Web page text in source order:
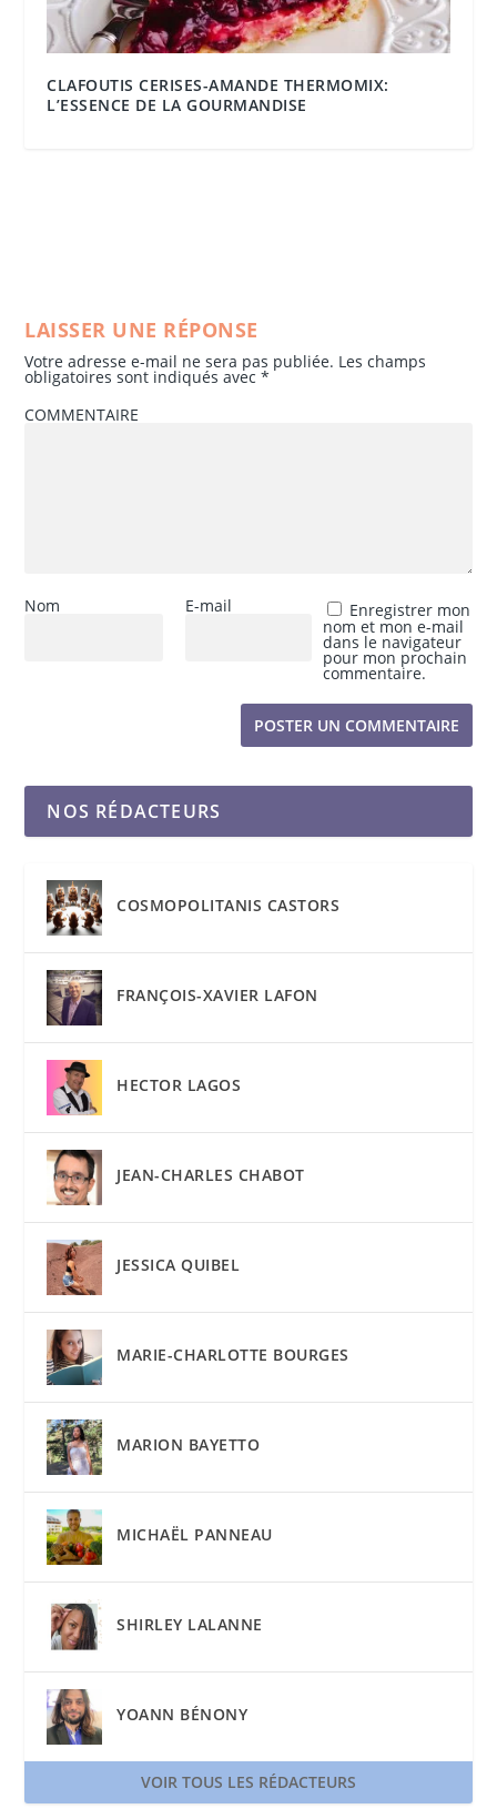
CLAFOUTIS CERISES-AMANDE THERMOMIX:
L’ESSENCE DE LA GOURMANDISE
LAISSER UNE RÉPONSE
Votre adresse e-mail ne sera pas publiée. Les champs
obligatoires sont indiqués avec*
COMMENTAIRE
Nom E-mail Enregistrer mon
nom et mon e-mail
dans le navigateur
pour mon prochain
commentaire.
NOS RÉDACTEURS
COSMOPOLITANIS CASTORS
FRANÇOIS-XAVIER LAFON
HECTOR LAGOS
JEAN-CHARLES CHABOT
JESSICA QUIBEL
MARIE-CHARLOTTE BOURGES
MARION BAYETTO
MICHAËL PANNEAU
SHIRLEY LALANNE
YOANN BÉNONY
VOIR TOUS LES RÉDACTEURS